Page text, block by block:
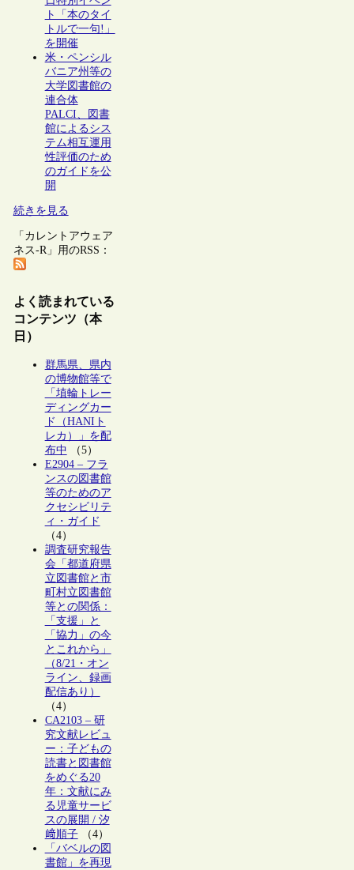
ト「本のタイ
トルで一句!」
を開催
米・ペンシル
バニア州等の
大学図書館の
連合体
PALCI、図書
館によるシス
テム相互運用
性評価のため
のガイドを公
開
続きを見る
「カレントアウェア
ネス-R」用のRSS：
よく読まれている
コンテンツ（本
日）
群馬県、県内
の博物館等で
「埴輪トレー
ディングカー
ド（HANIト
レカ）」を配
布中 （5）
E2904 – フラ
ンスの図書館
等のためのア
クセシビリテ
ィ・ガイド
（4）
調査研究報告
会「都道府県
立図書館と市
町村立図書館
等との関係：
「支援」と
「協力」の今
とこれから」
（8/21・オン
ライン、録画
配信あり）
（4）
CA2103 – 研
究文献レビュ
ー：子どもの
読書と図書館
をめぐる20
年：文献にみ
る児童サービ
スの展開 / 汐
﨑順子（4）
「バベルの図
書館」を再現